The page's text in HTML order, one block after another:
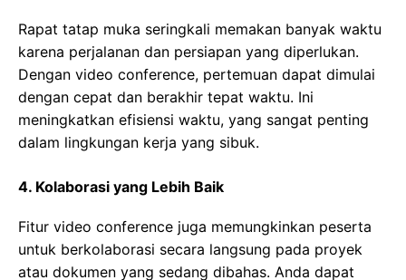
Rapat tatap muka seringkali memakan banyak waktu
karena perjalanan dan persiapan yang diperlukan.
Dengan video conference, pertemuan dapat dimulai
dengan cepat dan berakhir tepat waktu. Ini
meningkatkan efisiensi waktu, yang sangat penting
dalam lingkungan kerja yang sibuk.
4. Kolaborasi yang Lebih Baik
Fitur video conference juga memungkinkan peserta
untuk berkolaborasi secara langsung pada proyek
atau dokumen yang sedang dibahas. Anda dapat